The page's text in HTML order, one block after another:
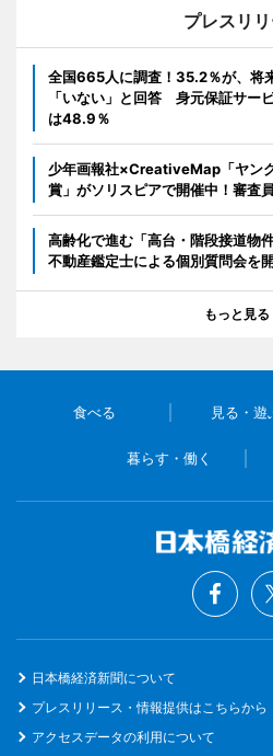
プレスリ
全国665人に調査！35.2％が、将
「いない」と回答 身元保証サー
は48.9％
少年画報社×CreativeMap「ヤン
賞」がソリスピアで開催中！審査
高齢化で進む「高台・階段接道物
不動産鑑定士による個別質問会を
もっと見る
食べる 見る・遊
暮らす・働く
日本橋経済新聞について
プレスリリース・情報提供はこちらから
アクセスデータの利用について